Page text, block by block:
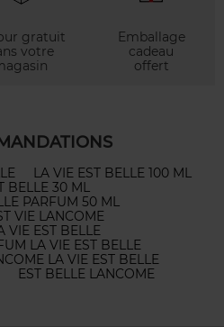
gratuit
votre
Emballage
cadeau
offert
LA VIE EST BELLE 100 ML
BELLE 30 ML
PARFUM 50 ML
VIE LANCOME
VIE EST BELLE
LA VIE EST BELLE
LA VIE EST BELLE
EST BELLE LANCOME